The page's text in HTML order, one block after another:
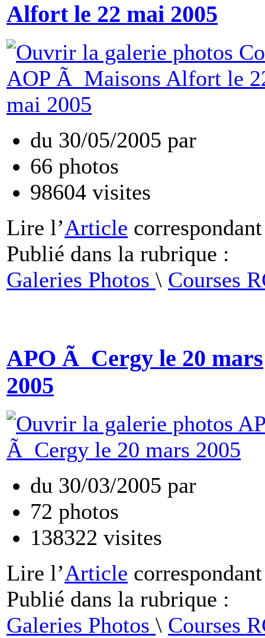
Alfort le 22 mai 2005
du 30/05/2005 par
66 photos
98604 visites
Lire l’Article correspondant
Publié dans la rubrique :
Galeries Photos \ Courses
APO Ã Cergy le 20 mars
2005
du 30/03/2005 par
72 photos
138322 visites
Lire l’Article correspondant
Publié dans la rubrique :
Galeries Photos \ Courses